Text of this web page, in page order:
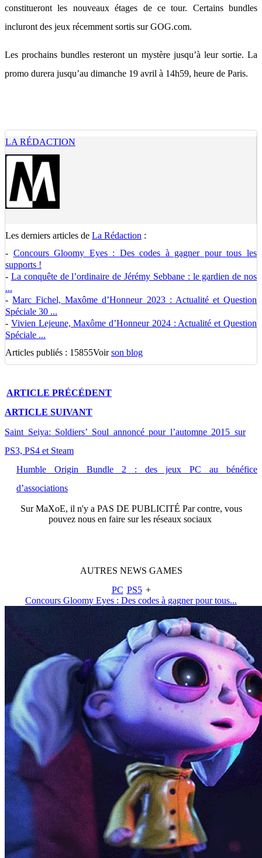
constitueront les nouveaux étages de ce tour. Certains bundles
incluront des jeux récemment sortis sur GOG.com.
Les prochains bundles resteront un mystère jusqu’à leur sortie. La
promo durera jusqu’au dimanche 19 avril à 14h59, heure de Paris.
LA RÉDACTION
Les derniers articles de La Rédaction :
- Concours Gloomy Eyes : Des codes à gagner pour tous les
supports !
- La conquête de l’ordinaire de Jérémy Sebbane : le gardien de nos
...
-Marc Fichel, Maxôme d’Honneur 2023 : Actualité et Question
Spéciale 30 ...
- Vivien Lejeune, Maxôme d’Honneur 2024 : Actualité et Question
Spéciale ...
Articles publiés : 15855Voirson blog
ARTICLE PRÉCÉDENT
ARTICLE SUIVANT
Saint Seiya: Soldiers’ Soul annoncé pour l’automne 2015 sur
PS3, PS4 et Steam
Humble Origin Bundle 2 : des jeux PC au bénéfice
d’associations
SurMaXoE, il n'y a PAS DE PUBLICITÉ Par contre, vous
pouvez nous en faire sur les réseaux sociaux
AUTRES NEWS GAMES
PC PS5 +
Concours Gloomy Eyes : Des codes à gagner pour tous...